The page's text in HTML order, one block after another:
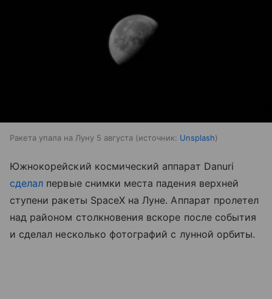
Ракета упала на Луну 5 августа источник: Unsplash
Южнокорейский космический аппарат Danuri
сделал первые снимки места падения верхней
ступени ракеты SpaceX на Луне. Аппарат пролетел
над районом столкновения вскоре после события
и сделал несколько фотографий с лунной орбиты.